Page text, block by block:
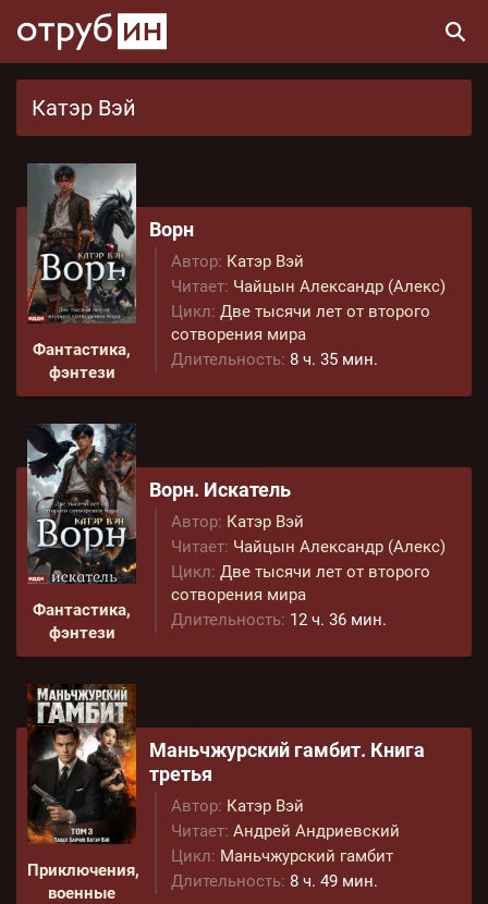
Катэр Вэй
Фантастика,
фэнтези
Ворн
Автор: Катэр Вэй
Читает: Чайцын Александр (Алекс)
Цикл: Две тысячи лет от второго
сотворения мира
Длительность: 8 ч. 35 мин.
Фантастика,
фэнтези
Ворн. Искатель
Автор: Катэр Вэй
Читает: Чайцын Александр (Алекс)
Цикл: Две тысячи лет от второго
сотворения мира
Длительность: 12 ч. 36 мин.
Приключения,
военные
Маньчжурский гамбит. Книга
третья
Автор: Катэр Вэй
Читает: Андрей Андриевский
Цикл: Маньчжурский гамбит
Длительность: 8 ч. 49 мин.